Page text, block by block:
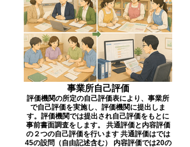
事業所自己評価
評価機関の所定の自己評価表により、事業所
で自己評価を実施し、評価機関に提出しま
す。評価機関では提出され自己評価をもとに
事前書面調査をします。 共通評価と内容評価
の２つの自己評価を行います 共通評価はでは
45の設問（自由記述含む） 内容評価では20の